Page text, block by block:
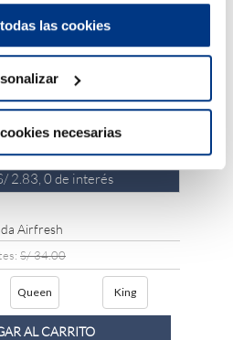
las cookies
necesarias
2 83 0 de interés
Airfresh
S/34.00
Queen King
AL CARRITO